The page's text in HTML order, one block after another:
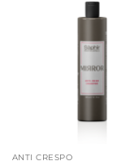
ANTI CRESPO